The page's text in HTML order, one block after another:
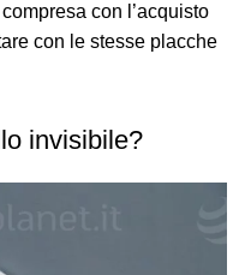
con l’acquisto
con le stesse placche
invisibile?